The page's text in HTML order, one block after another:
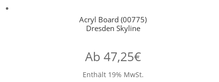
Acryl Board (00775)
Dresden Skyline
Ab 47,25€
Enthält 19% MwSt.